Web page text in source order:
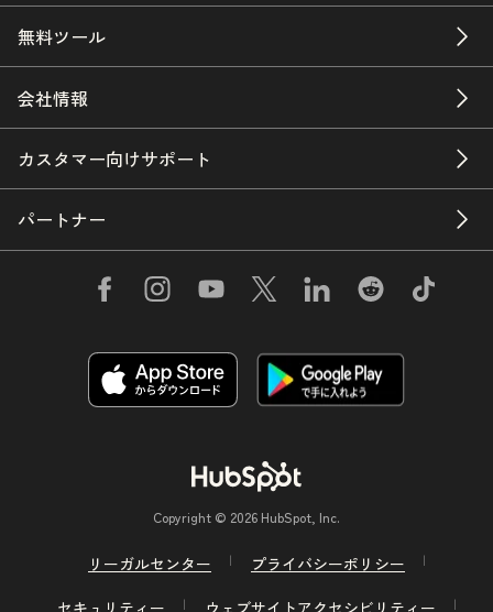
無料ツール
会社情報
カスタマー向けサポート
パートナー
Copyright © 2026 HubSpot, Inc.
リーガルセンター
プライバシーポリシー
セキュリティー
ウェブサイトアクセシビリティー